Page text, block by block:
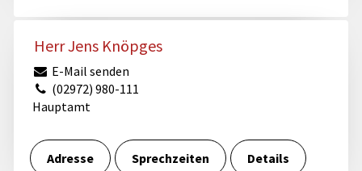
Herr Jens Knöpges
E-Mail senden
(02972) 980-111
Hauptamt
Adresse Sprechzeiten Details